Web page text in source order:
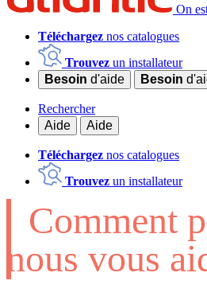
On
Téléchargez nos catalogues
Trouvez un installateur
Besoin d'aide Besoin
Rechercher
Aide
Aide
Téléchargez nos catalogues
Trouvez un installateur
Comment
nous vous